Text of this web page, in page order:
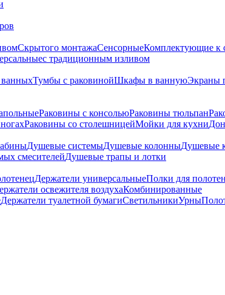
Скрытого монтажаСенсорныеКомплектующие к
с традиционным изливом
ванныхТумбы с раковинойШкафы в ваннуюЭкраны
Раковины с консольюРаковины тюльпан
Раковины со столешницейМойки для кухни
Душевые системыДушевые колонныДушевые
смесителейДушевые трапы и лотки
Держатели универсальныеПолки для
освежителя воздухаКомбинированные
Держатели туалетной бумагиСветильникиУрны